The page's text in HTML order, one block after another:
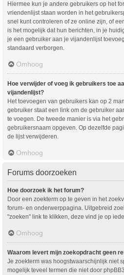
Hiermee kun je andere gebruikers op het
vriendenlijst staan worden in het
snel kunt controleren of ze online zijn, of
is het mogelijk dat hun berichten, in je
je een gebruiker aan je vijandenlijst
standaard verborgen.
Omhoog
Hoe verwijder of voeg ik gebruikers toe
vijandenlijst?
Het toevoegen van gebruikers kan op 2
gebruiker staat een link om de gebruiker
te voegen. De tweede manier is via het
gebruikersnaam opgeven. Op dezelfde
de lijst verwijderen.
Omhoog
Forums doorzoeken
Hoe doorzoek ik het forum?
Door een zoekterm op te geven in het
forum- en onderwerppagina. Uitgebreid
"zoeken" link te klikken, deze vind je op
Omhoog
Waarom levert mijn zoekopdracht geen
Je zoekterm was hoogstwaarschijnlijk niet
mogelijk teveel termen die niet door